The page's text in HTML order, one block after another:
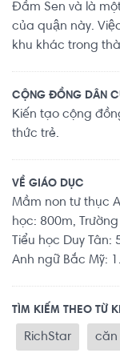
Đầm Sen và là
của quận này.
khu khác trong
CỘNG ĐỒNG DÂN
Kiến tạo cộng
thức trẻ.
VỀ GIÁO DỤC
Mầm non tư thục
học: 800m,
Tiểu học Duy
Anh ngữ Bắc Mỹ:
TÌM KIẾM THEO TỪ
RichStar căn